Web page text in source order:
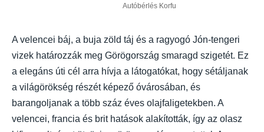
Autóbérlés Korfu
A velencei báj, a buja zöld táj és a ragyogó Jón-tengeri
vizek határozzák meg Görögország smaragd szigetét. Ez
a elegáns úti cél arra hívja a látogatókat, hogy sétáljanak
a világörökség részét képező óvárosában, és
barangoljanak a több száz éves olajfaligetekben. A
velencei, francia és brit hatások alakították, így az olasz